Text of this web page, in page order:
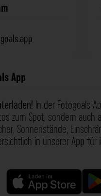
App
In der Fotogoals
zum Spot, sondern auch
Sonnenstände,
in unsererAppfür